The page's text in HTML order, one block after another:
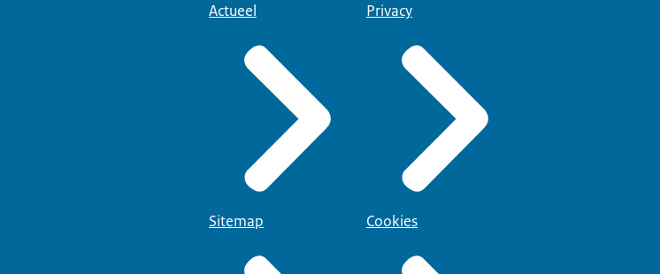
Actueel
Sitemap
Privacy
Cookies